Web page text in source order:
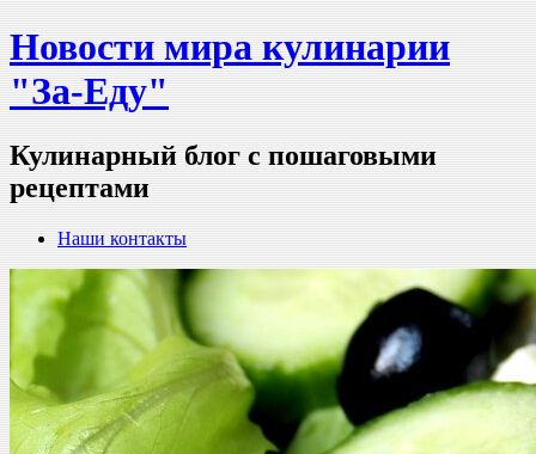
Новости мира кулинарии
"За-Еду"
Кулинарный блог с пошаговыми
рецептами
Наши контакты